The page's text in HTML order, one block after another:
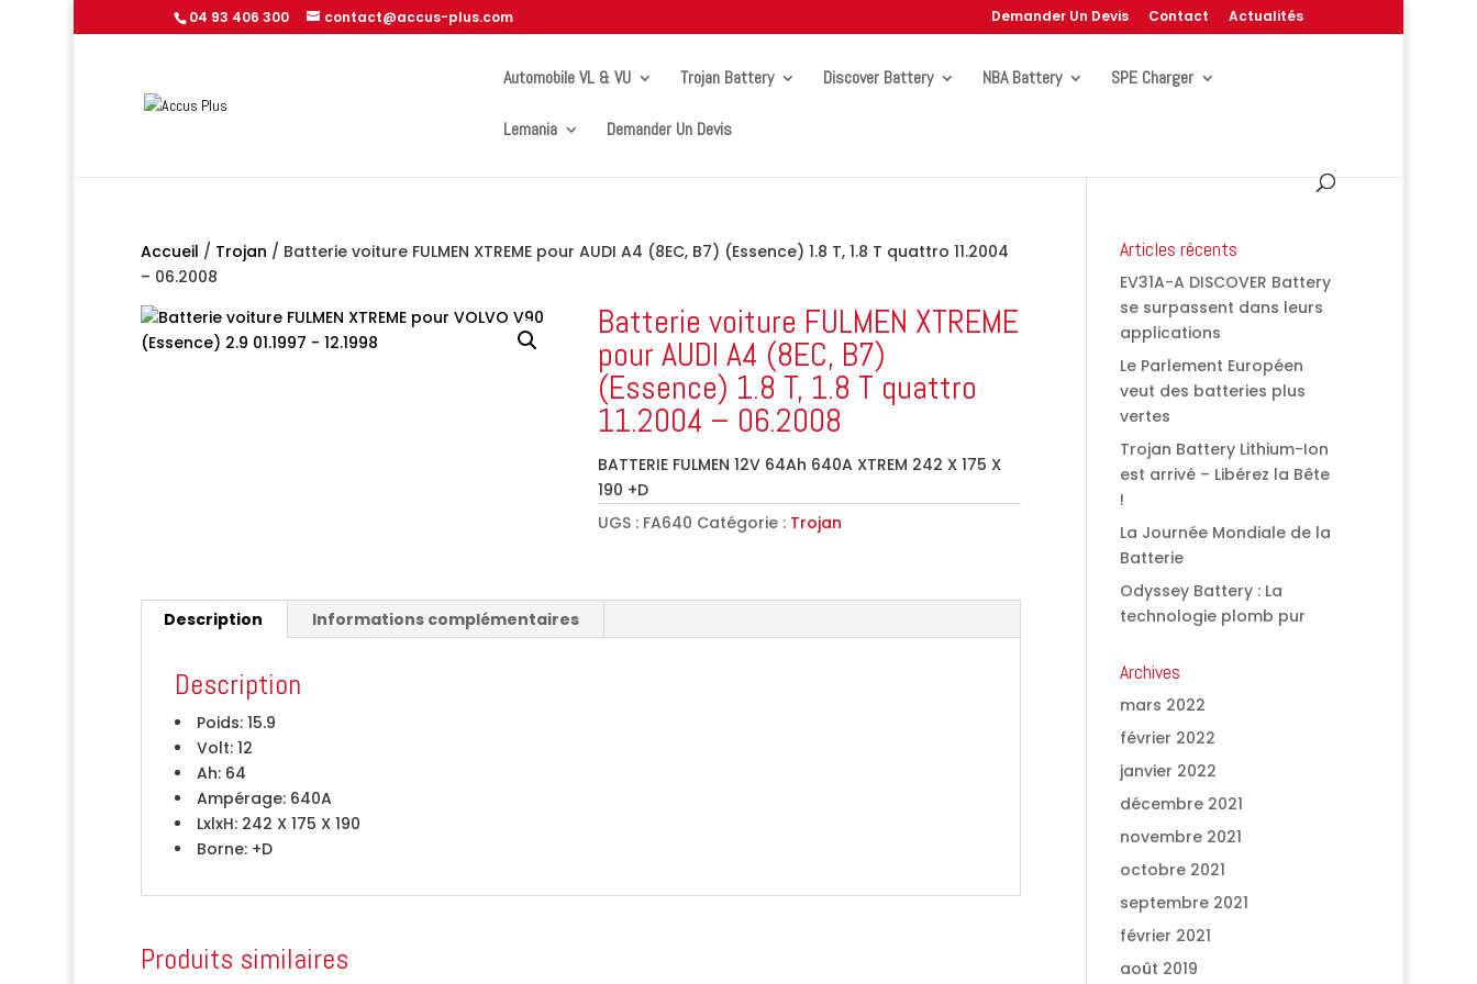
04 93 406 300 contact@accus-plus.com Demander Un Devis Contact Actualités
Automobile VL & VU Trojan Battery Discover Battery NBA Battery SPE Charger
Lemania Demander Un Devis
Accueil / Trojan / Batterie voiture FULMEN XTREME pour AUDI A4 (8EC, B7) (Essence) 1.8 T, 1.8 T quattro 11.2004
– 06.2008
Batterie voiture FULMEN XTREME
pour AUDI A4 (8EC, B7)
(Essence) 1.8 T, 1.8 T quattro
11.2004 – 06.2008
BATTERIE FULMEN 12V 64Ah 640A XTREM 242 X 175 X
190 +D
UGS : FA640 Catégorie : Trojan
Description Informations complémentaires
Description
Poids:15.9
Volt:12
Ah:64
Ampérage:640A
LxlxH:242 X 175 X 190
Borne:+D
Produits similaires
Articles récents
EV31A-A DISCOVER Battery
se surpassent dans leurs
applications
Le Parlement Européen
veut des batteries plus
vertes
Trojan Battery Lithium-Ion
est arrivé – Libérez la Bête
!
La Journée Mondiale de la
Batterie
Odyssey Battery : La
technologie plomb pur
Archives
mars 2022
février 2022
janvier 2022
décembre 2021
novembre 2021
octobre 2021
septembre 2021
février 2021
août 2019